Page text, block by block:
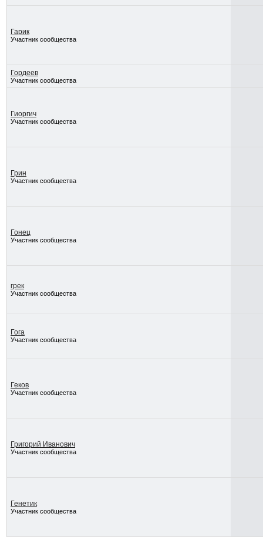
Гарик
Участник сообщества
Гордеев
Участник сообщества
Гиоргич
Участник сообщества
Грин
Участник сообщества
Гонец
Участник сообщества
грек
Участник сообщества
Гога
Участник сообщества
Геков
Участник сообщества
Григорий Иванович
Участник сообщества
Генетик
Участник сообщества